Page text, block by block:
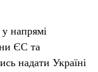
напрямі
ЄС та
надати Україні